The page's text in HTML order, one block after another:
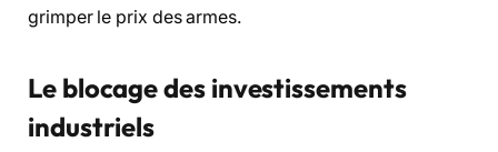
grimper le prix des armes.
Le blocage des investissements
industriels